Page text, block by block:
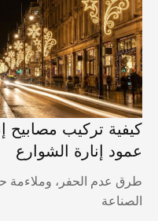
تركيب مصابيح
إنارة الشوارع
عدم الحفر، وملاءمة حجم